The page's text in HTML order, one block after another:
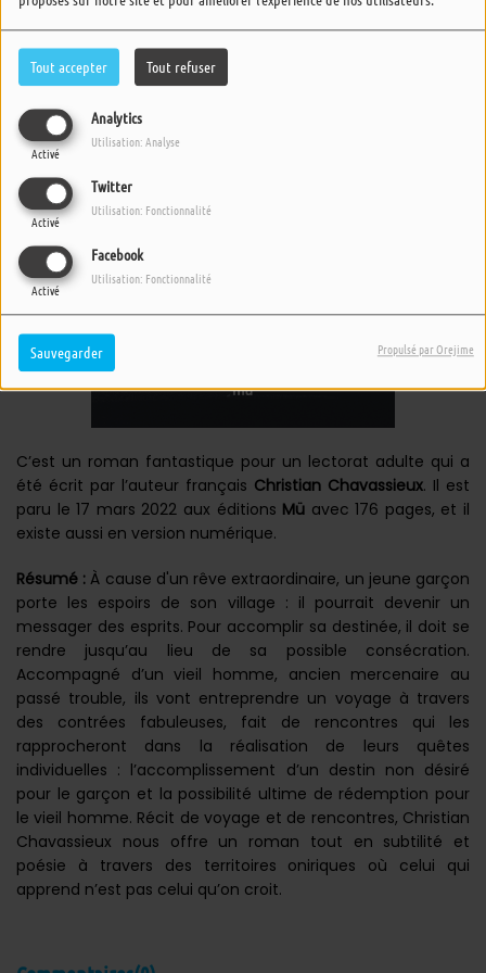
Tout accepter Tout refuser
Analytics
Activé
Utilisation: Analyse
Twitter
Activé
Utilisation: Fonctionnalité
Facebook
Activé
Utilisation: Fonctionnalité
Sauvegarder Propulsé par Orejime
C’est un roman fantastique pour un lectorat adulte qui a
été écrit par l’auteur français Christian Chavassieux. Il est
paru le 17 mars 2022 aux éditions Mü avec 176 pages, et il
existe aussi en version numérique.
Résumé :À cause d'un rêve extraordinaire, un jeune garçon
porte les espoirs de son village : il pourrait devenir un
messager des esprits. Pour accomplir sa destinée, il doit se
rendre jusqu’au lieu de sa possible consécration.
Accompagné d’un vieil homme, ancien mercenaire au
passé trouble, ils vont entreprendre un voyage à travers
des contrées fabuleuses, fait de rencontres qui les
rapprocheront dans la réalisation de leurs quêtes
individuelles : l’accomplissement d’un destin non désiré
pour le garçon et la possibilité ultime de rédemption pour
le vieil homme. Récit de voyage et de rencontres, Christian
Chavassieux nous offre un roman tout en subtilité et
poésie à travers des territoires oniriques où celui qui
apprend n’est pas celui qu’on croit.